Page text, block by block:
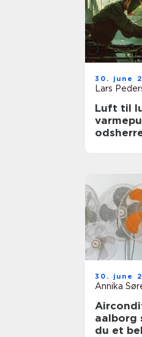
30. june
Lars
Luft til
odsherred
30. june
Annika
aalborg sådan får
du et